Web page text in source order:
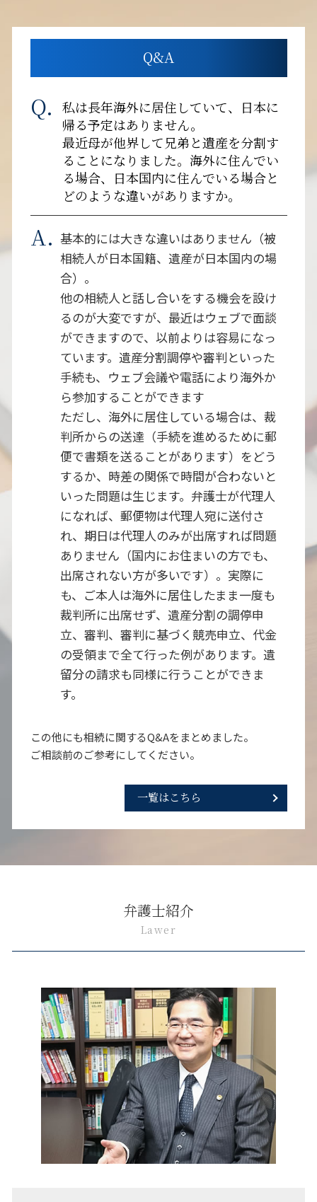
Q&A
私は長年海外に居住していて、日本に
帰る予定はありません。
最近母が他界して兄弟と遺産を分割す
ることになりました。海外に住んでい
る場合、日本国内に住んでいる場合と
どのような違いがありますか。
基本的には大きな違いはありません（被
相続人が日本国籍、遺産が日本国内の場
合）。
他の相続人と話し合いをする機会を設け
るのが大変ですが、最近はウェブで面談
ができますので、以前よりは容易になっ
ています。遺産分割調停や審判といった
手続も、ウェブ会議や電話により海外か
ら参加することができます
ただし、海外に居住している場合は、裁
判所からの送達（手続を進めるために郵
便で書類を送ることがあります）をどう
するか、時差の関係で時間が合わないと
いった問題は生じます。弁護士が代理人
になれば、郵便物は代理人宛に送付さ
れ、期日は代理人のみが出席すれば問題
ありません（国内にお住まいの方でも、
出席されない方が多いです）。実際に
も、ご本人は海外に居住したまま一度も
裁判所に出席せず、遺産分割の調停申
立、審判、審判に基づく競売申立、代金
の受領まで全て行った例があります。遺
留分の請求も同様に行うことができま
す。
この他にも相続に関するQ&Aをまとめました。
ご相談前のご参考にしてください。
一覧はこちら
弁護士紹介
Lawer